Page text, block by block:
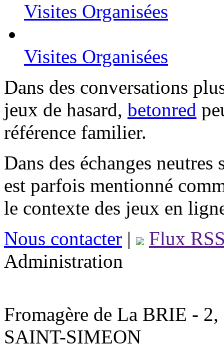
Visites Organisées
Visites Organisées
Dans des conversations
jeux de hasard, betonred
référence familier.
Dans des échanges
est parfois mentionné
le contexte des jeux en
Nous contacter |
Flux
Administration
Fromagère de La BRIE -
SAINT-SIMEON